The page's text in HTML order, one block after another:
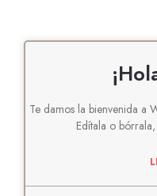
Te damos la bienvenida a
Edítala o